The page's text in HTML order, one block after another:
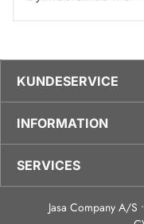
KUNDESERVICE
INFORMATION
SERVICES
Jasa Company A/S